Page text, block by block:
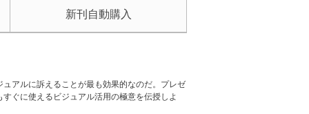
新刊自動購入
アルに訴えることが最も効果的なのだ。プレゼ
ぐに使えるビジュアル活用の極意を伝授しよ